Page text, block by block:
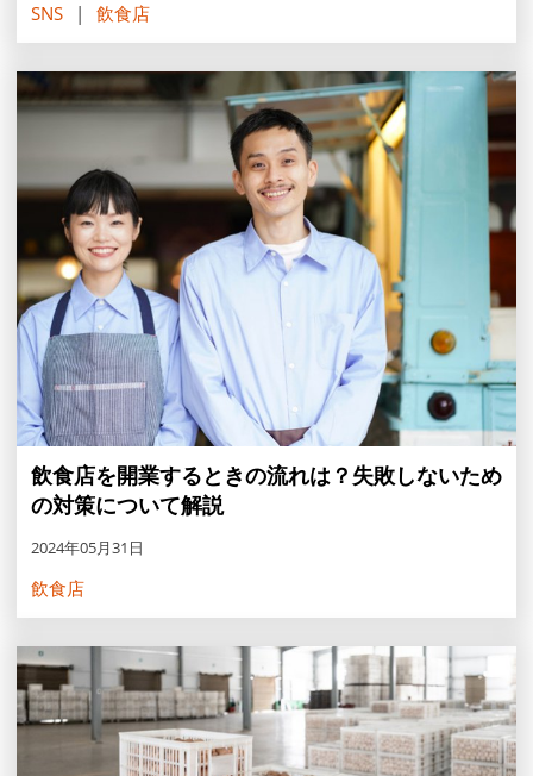
SNS 飲食店
飲食店を開業するときの流れは？失敗しないため
の対策について解説
2024年05月31日
飲食店